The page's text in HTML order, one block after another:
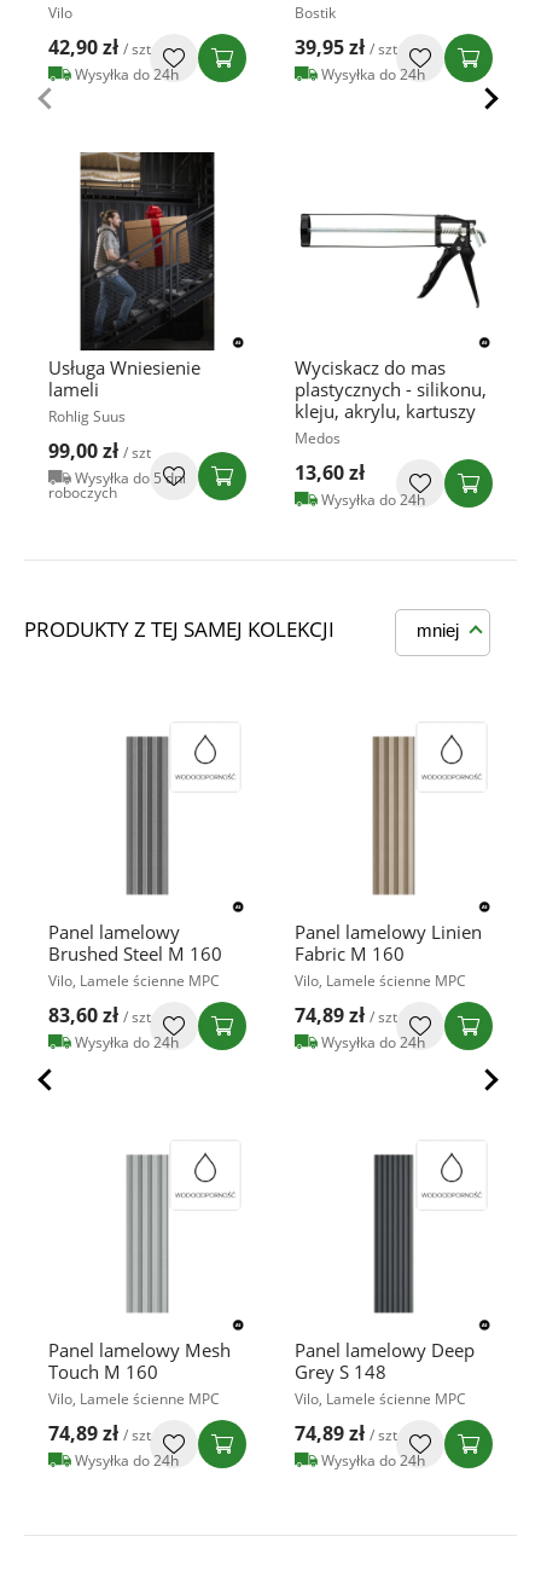
Vilo
42,90 zł / szt
Wysyłka do 24h
Usługa Wniesienie
lameli
Rohlig Suus
99,00 zł / szt
Wysyłka do 5 dni
roboczych
Bostik
39,95 zł / szt
Wysyłka do 24h
Wyciskacz do mas
plastycznych - silikonu,
kleju, akrylu, kartuszy
Medos
13,60 zł
Wysyłka do 24h
PRODUKTY Z TEJ SAMEJ KOLEKCJI mniej
Panel lamelowy
Brushed Steel M 160
Vilo, Lamele ścienne MPC
83,60 zł / szt
Wysyłka do 24h
Panel lamelowy Mesh
Touch M 160
Vilo, Lamele ścienne MPC
74,89 zł / szt
Wysyłka do 24h
Panel lamelowy Linien
Fabric M 160
Vilo, Lamele ścienne MPC
74,89 zł / szt
Wysyłka do 24h
Panel lamelowy Deep
Grey S 148
Vilo, Lamele ścienne MPC
74,89 zł / szt
Wysyłka do 24h